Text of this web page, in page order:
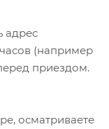
адрес
(например
приездом.
осматриваете